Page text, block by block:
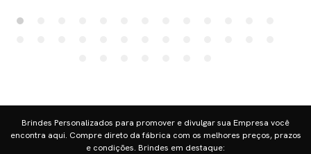
Brindes Personalizados para promover e divulgar sua Empresa você
encontra aqui. Compre direto da fábrica com os melhores preços, prazos
e condições. Brindes em destaque: